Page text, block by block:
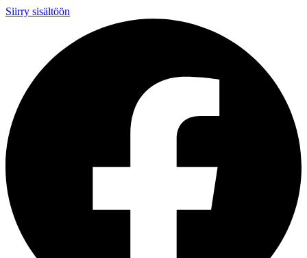
Siirry sisältöön